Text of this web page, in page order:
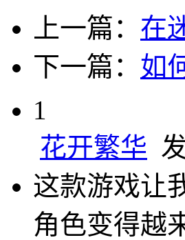
上一篇： 在
下一篇： 如
1
花开繁华
这款游戏让
角色变得越